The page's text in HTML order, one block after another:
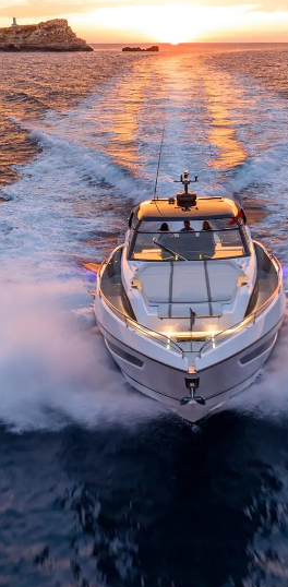
Kwestie Prawne
POLITYKA PRYWATNOŚCI
OŚWIADCZENIE W
SPRAWIE
WSPÓŁCZESNEGO
NIEWOLNICTWA
WARUNKI
POLITYKA DOTYCZĄCA
PLIKÓW COOKIE